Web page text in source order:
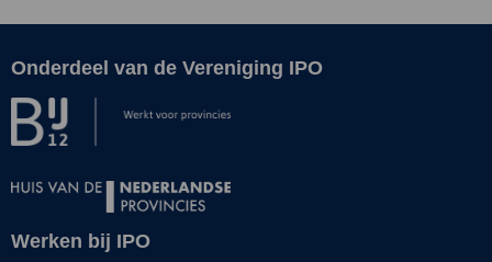
bus
Site
footer
Onderdeel van de Vereniging IPO
Werken bij IPO